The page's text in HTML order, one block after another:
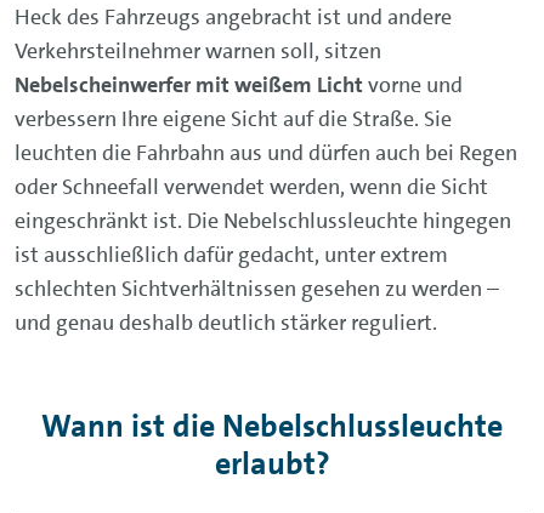
Heck des Fahrzeugs angebracht ist und andere
Verkehrsteilnehmer warnen soll, sitzen
Nebelscheinwerfer mit weißem Licht vorne und
verbessern Ihre eigene Sicht auf die Straße. Sie
leuchten die Fahrbahn aus und dürfen auch bei Regen
oder Schneefall verwendet werden, wenn die Sicht
eingeschränkt ist. Die Nebelschlussleuchte hingegen
ist ausschließlich dafür gedacht, unter extrem
schlechten Sichtverhältnissen gesehen zu werden –
und genau deshalb deutlich stärker reguliert.
Wann ist die Nebelschlussleuchte
erlaubt?